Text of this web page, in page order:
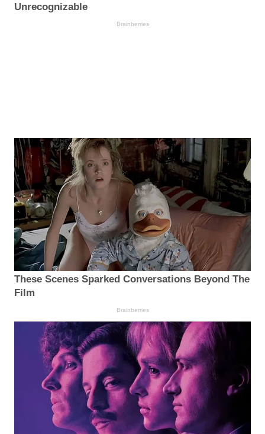
Unrecognizable
Brainberries
These Scenes Sparked Conversations Beyond The
Film
Brainberries